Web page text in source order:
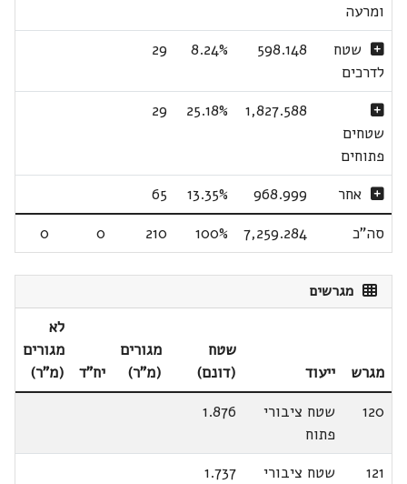
ומרעה
שטח
לדרכים
598.148
8.24%
29
שטחים
פתוחים
1,827.588
25.18%
29
אחר 968.999
13.35%
65
סה"כ
7,259.284
100%
210
0
0
מגרשים
מגרש ייעוד
שטח
(דונם)
מגורים
(מ"ר)
יח"ד
לא
מגורים
(מ"ר)
120
שטח ציבורי
פתוח
1.876
121
שטח ציבורי
1.737